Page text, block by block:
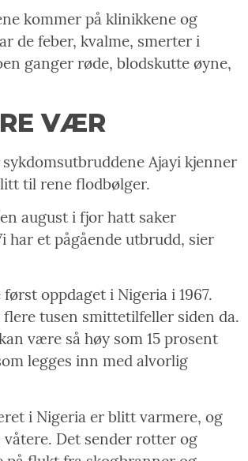
kommer på klinikkene og
de feber, kvalme, smerter i
ganger røde, blodskutte øyne,
VÆR
sykdomsutbruddene Ajayi kjenner
til rene flodbølger.
august i fjor hatt saker
har et pågående utbrudd, sier
først oppdaget i Nigeria i 1967.
tusen smittetilfeller siden da.
være så høy som 15 prosent
legges inn med alvorlig
i Nigeria er blitt varmere, og
våtere. Det sender rotter og